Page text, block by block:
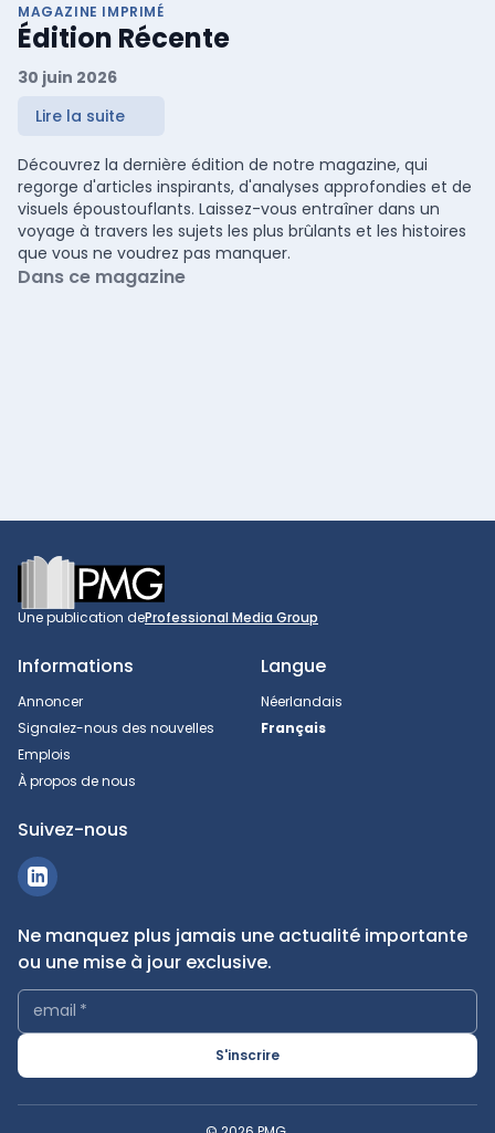
MAGAZINE IMPRIMÉ
Édition Récente
30 juin 2026
Lire la suite
Découvrez la dernière édition de notre magazine, qui
regorge d'articles inspirants, d'analyses approfondies et de
visuels époustouflants. Laissez-vous entraîner dans un
voyage à travers les sujets les plus brûlants et les histoires
que vous ne voudrez pas manquer.
Dans ce magazine
Footer
Une publication deProfessional Media Group
Informations
Annoncer
Signalez-nous des nouvelles
Emplois
À propos de nous
Langue
Néerlandais
Français
Suivez-nous
Ne manquez plus jamais une actualité importante
ou une mise à jour exclusive.
email *
S'inscrire